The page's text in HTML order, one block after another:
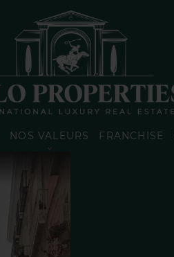
NOS VALEURS FRANCHISE